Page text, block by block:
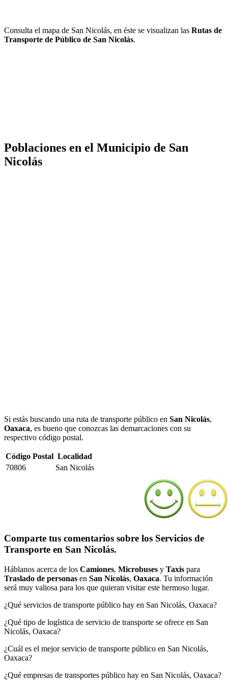
Consulta el mapa de San Nicolás, en éste se visualizan las Rutas de
Transporte de Público de San Nicolás.
Poblaciones en el Municipio de San
Nicolás
Si estás buscando una ruta de transporte público en San Nicolás,
Oaxaca, es bueno que conozcas las demarcaciones con su
respectivo código postal.
Código Postal Localidad
70806
San Nicolás
Comparte tus comentarios sobre los Servicios de
Transporte en San Nicolás.
Háblanos acerca de los Camiones, Microbuses y Taxis para
Traslado de personas en San Nicolás, Oaxaca. Tu información
será muy valiosa para los que quieran visitar este hermoso lugar.
¿Qué servicios de transporte público hay en San Nicolás, Oaxaca?
¿Qué tipo de logística de servicio de transporte se ofrece en San
Nicolás, Oaxaca?
¿Cuál es el mejor servicio de transporte público en San Nicolás,
Oaxaca?
¿Qué empresas de transportes público hay en San Nicolás, Oaxaca?